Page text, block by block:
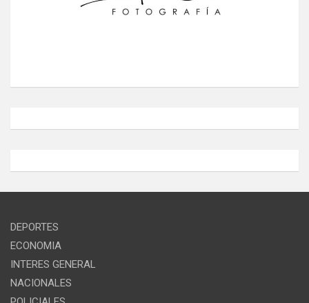
DEPORTES
ECONOMIA
INTERES GENERAL
NACIONALES